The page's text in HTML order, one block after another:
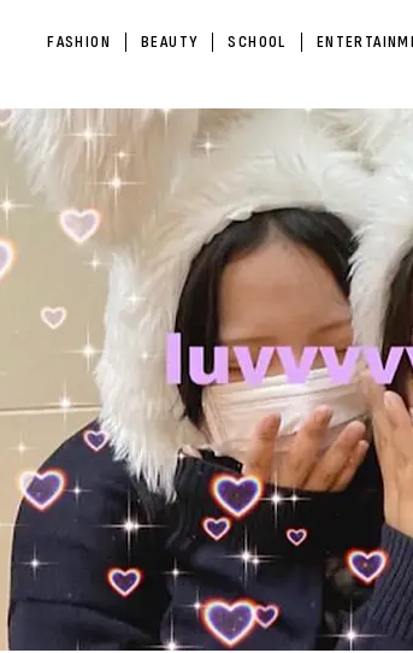
FASHION BEAUTY SCHOOL